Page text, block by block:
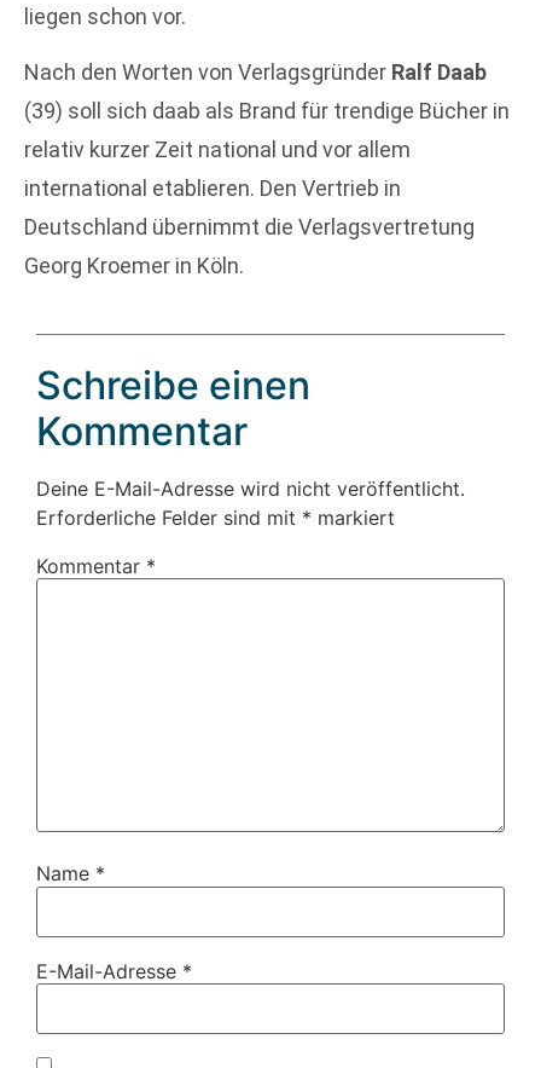
liegen schon vor.
Nach den Worten von Verlagsgründer Ralf Daab
(39) soll sich daab als Brand für trendige Bücher in
relativ kurzer Zeit national und vor allem
international etablieren. Den Vertrieb in
Deutschland übernimmt die Verlagsvertretung
Georg Kroemer in Köln.
Schreibe einen
Kommentar
Deine E-Mail-Adresse wird nicht veröffentlicht.
Erforderliche Felder sind mit * markiert
Kommentar *
Name *
E-Mail-Adresse *